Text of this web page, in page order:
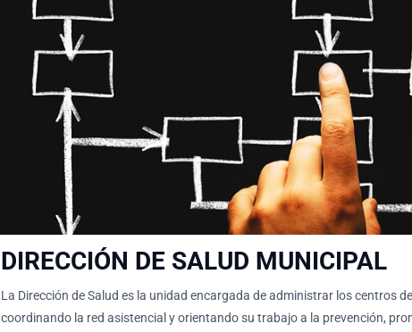
DIRECCIÓN DE SALUD MUNICIPAL
La Dirección de Salud es la unidad encargada de administrar los centros
coordinando la red asistencial y orientando su trabajo a la prevención,